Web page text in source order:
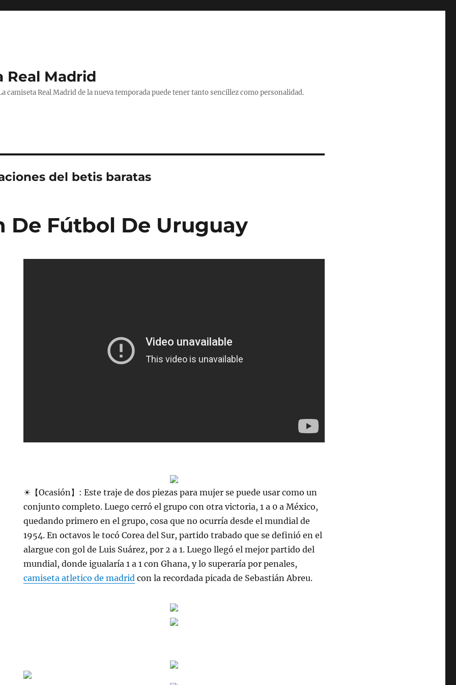
Real Madrid
camiseta Real Madrid de la nueva temporada puede tener tanto sencillez como personalidad.
del betis baratas
De Fútbol De Uruguay
☀【Ocasión】: Este traje de dos piezas para mujer se puede usar como un
conjunto completo. Luego cerró el grupo con otra victoria, 1 a 0 a México,
quedando primero en el grupo, cosa que no ocurría desde el mundial de
1954. En octavos le tocó Corea del Sur, partido trabado que se definió en el
alargue con gol de Luis Suárez, por 2 a 1. Luego llegó el mejor partido del
mundial, donde igualaría 1 a 1 con Ghana, y lo superaría por penales,
camiseta atletico de madrid con la recordada picada de Sebastián Abreu.